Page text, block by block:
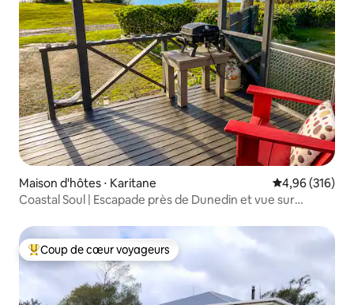
Maison d'hôtes ⋅ Karitane Évaluation
4,96 (316)
Coastal Soul | Escapade près de Dunedin et vue sur
Coups de cœur voyageurs les plus appréciés
Coup de cœur voyageurs